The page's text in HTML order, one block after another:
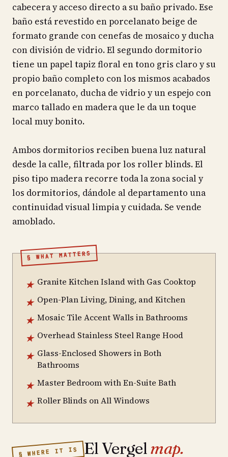
cabecera y acceso directo a su baño privado. Ese
baño está revestido en porcelanato beige de
formato grande con cenefas de mosaico y ducha
con división de vidrio. El segundo dormitorio
tiene un papel tapiz floral en tono gris claro y su
propio baño completo con los mismos acabados
en porcelanato, ducha de vidrio y un espejo con
marco tallado en madera que le da un toque
local muy bonito.
Ambos dormitorios reciben buena luz natural
desde la calle, filtrada por los roller blinds. El
piso tipo madera recorre toda la zona social y
los dormitorios, dándole al departamento una
continuidad visual limpia y cuidada. Se vende
amoblado.
§ WHAT MATTERS
★ Granite Kitchen Island with Gas Cooktop
★ Open-Plan Living, Dining, and Kitchen
★ Mosaic Tile Accent Walls in Bathrooms
★ Overhead Stainless Steel Range Hood
★ Glass-Enclosed Showers in Both
Bathrooms
★ Master Bedroom with En-Suite Bath
★ Roller Blinds on All Windows
§ WHERE IT IS El Vergel map.